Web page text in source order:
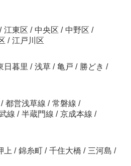
/ 江東区 / 中央区 / 中野区 /
/ 江戸川区
日暮里 / 浅草 / 亀戸 / 勝どき /
/ 都営浅草線 / 常磐線 /
線 / 半蔵門線 / 京成本線 /
上 / 錦糸町 / 千住大橋 / 三河島 /